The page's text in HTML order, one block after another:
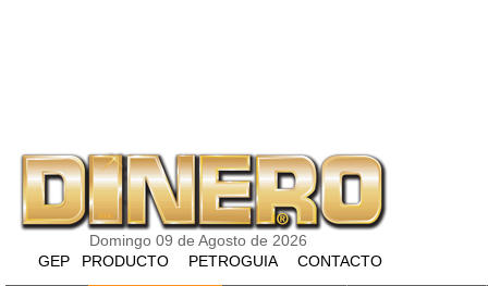
Domingo 09 de Agosto de 2026
GEP
PRODUCTO PETROGUIA CONTACTO